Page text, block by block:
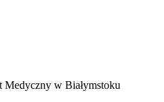
w Białymstoku